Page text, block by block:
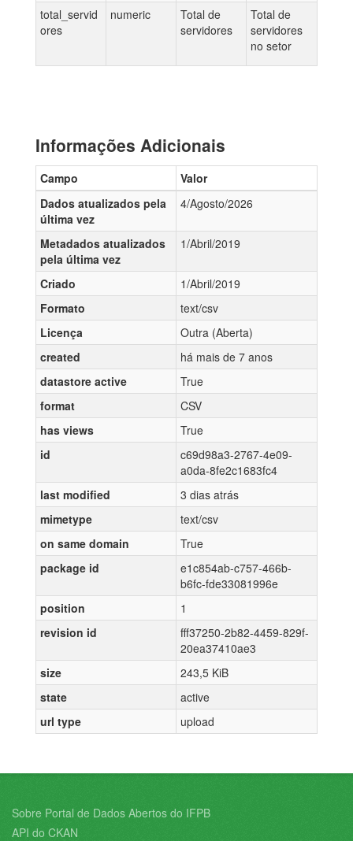
total_servid
ores
numeric
Total de
servidores
Total de
servidores
no setor
Informações Adicionais
Campo
Valor
Dados atualizados pela
última vez
4/Agosto/2026
Metadados atualizados
pela última vez
1/Abril/2019
Criado
1/Abril/2019
Formato
text/csv
Licença
Outra (Aberta)
created
há mais de 7 anos
datastore active
True
format
CSV
has views
True
id
c69d98a3-2767-4e09-
a0da-8fe2c1683fc4
last modified
3 dias atrás
mimetype
text/csv
on same domain
True
package id
e1c854ab-c757-466b-
b6fc-fde33081996e
position
1
revision id
fff37250-2b82-4459-829f-
20ea37410ae3
size
243,5 KiB
state
active
url type
upload
Sobre Portal de Dados Abertos do IFPB
API do CKAN